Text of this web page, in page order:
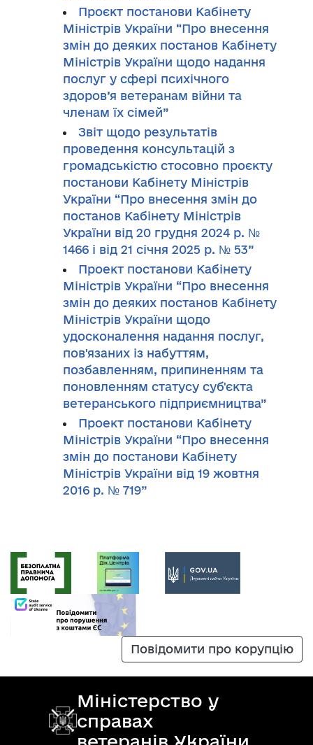
Проєкт постанови Кабінету
Міністрів України “Про внесення
змін до деяких постанов Кабінету
Міністрів України щодо надання
послуг у сфері психічного
здоров’я ветеранам війни та
членам їх сімей”
Звіт щодо результатів
проведення консультацій з
громадськістю стосовно проєкту
постанови Кабінету Міністрів
України “Про внесення змін до
постанов Кабінету Міністрів
України від 20 грудня 2024 р. №
1466 і від 21 січня 2025 р. № 53”
Проект постанови Кабінету
Міністрів України “Про внесення
змін до деяких постанов Кабінету
Міністрів України щодо
удосконалення надання послуг,
пов'язаних із набуттям,
позбавленням, припиненням та
поновленням статусу суб'єкта
ветеранського підприємництва”
Проект постанови Кабінету
Міністрів України “Про внесення
змін до постанови Кабінету
Міністрів України від 19 жовтня
2016 р. № 719”
Повідомити про корупцію
Міністерство у
справах
ветеранів України